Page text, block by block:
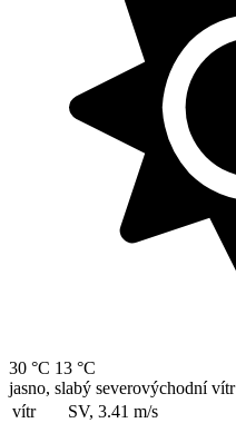
30 °C 13 °C
jasno, slabý severovýchodní vítr
vítr
SV, 3.41 m/s